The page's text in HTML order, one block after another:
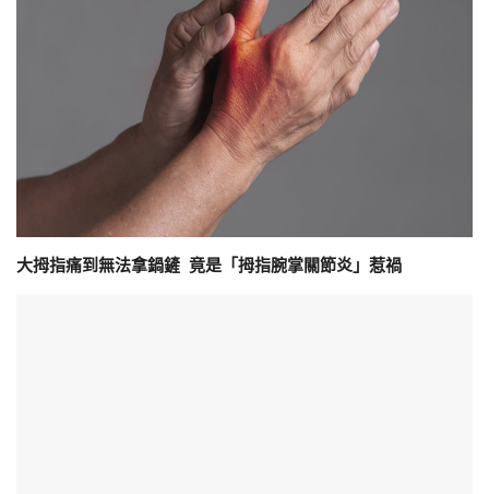
大拇指痛到無法拿鍋鏟 竟是「拇指腕掌關節炎」惹禍